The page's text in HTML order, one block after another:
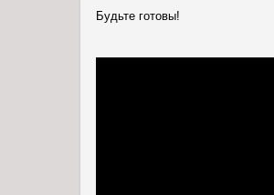
Будьте готовы!